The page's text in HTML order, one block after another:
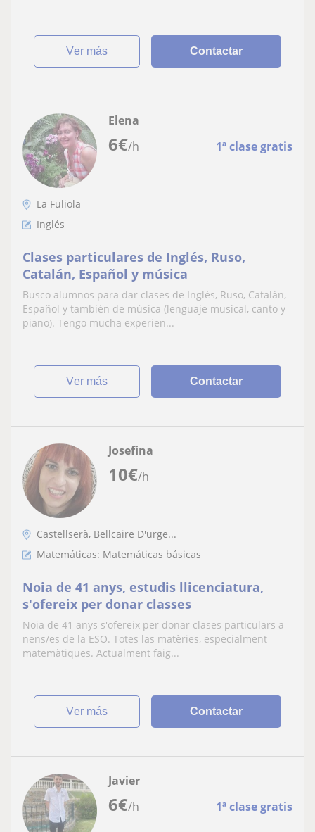
ver más Contactar
6€/h 1ª clase gratis
Elena
La Fuliola
Inglés
Clases particulares de Inglés, Ruso,
Catalán, Español y música
Busco alumnos para dar clases de Inglés, Ruso, Catalán,
Español y también de música (lenguaje musical, canto y
piano). Tengo mucha experien...
ver más Contactar
10€/h
Josefina
Castellserà, Bellcaire D'urge...
Matemáticas: Matemáticas básicas
Noia de 41 anys, estudis llicenciatura,
s'ofereix per donar classes
Noia de 41 anys s'ofereix per donar clases particulars a
nens/es de la ESO. Totes las matèries, especialment
matemàtiques. Actualment faig...
ver más Contactar
6€/h 1ª clase gratis
Javier